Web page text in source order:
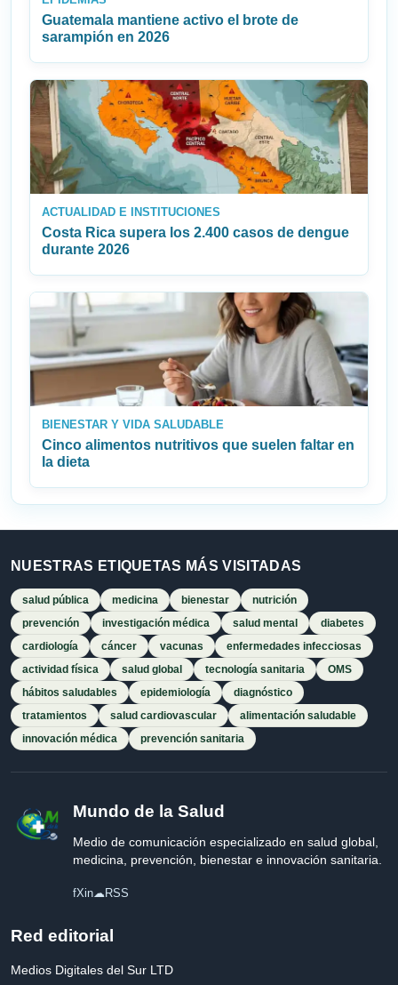
Guatemala mantiene activo el brote de
sarampión en 2026
ACTUALIDAD E INSTITUCIONES
Costa Rica supera los 2.400 casos de dengue
durante 2026
BIENESTAR Y VIDA SALUDABLE
Cinco alimentos nutritivos que suelen faltar en
la dieta
NUESTRAS ETIQUETAS MÁS VISITADAS
salud pública medicina bienestar
nutrición
prevención
investigación médica salud mental
diabetes
cardiología
cáncer vacunas
enfermedades infecciosas
actividad física
salud global tecnología sanitaria
OMS
hábitos saludables
epidemiología
diagnóstico
tratamientos
salud cardiovascular
alimentación saludable
innovación médica
prevención sanitaria
Mundo de la Salud
Medio de comunicación especializado en salud global,
medicina, prevención, bienestar e innovación sanitaria.
fXin☁RSS
Red editorial
Medios Digitales del Sur LTD